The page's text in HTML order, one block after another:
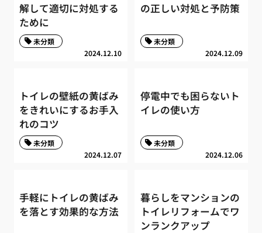
解して適切に対処する
ために
2024.12.10
未分類
の正しい対処と予防策
2024.12.09
未分類
トイレの壁紙の黄ばみ
をきれいにするお手入
れのコツ
2024.12.07
未分類
停電中でも困らないト
イレの使い方
2024.12.06
未分類
手軽にトイレの黄ばみ
を落とす効果的な方法
暮らしをマンションの
トイレリフォームでワ
ンランクアップ